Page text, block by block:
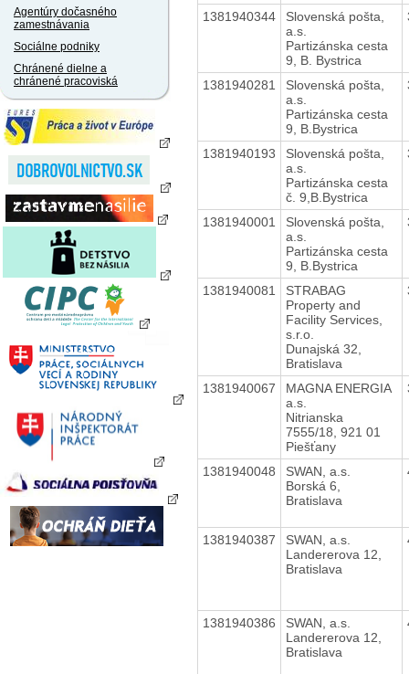
Agentúry dočasného
zamestnávania
Sociálne podniky
Chránené dielne a
chránené pracoviská
1381940344
Slovenská pošta,
a.s.
Partizánska cesta
9, B. Bystrica
1381940281
Slovenská pošta,
a.s.
Partizánska cesta
9, B.Bystrica
1381940193
Slovenská pošta,
a.s.
Partizánska cesta
č. 9,B.Bystrica
1381940001
Slovenská pošta,
a.s.
Partizánska cesta
9, B.Bystrica
1381940081
STRABAG
Property and
Facility Services,
s.r.o.
Dunajská 32,
Bratislava
1381940067
MAGNA ENERGIA
a.s.
Nitrianska
7555/18, 921 01
Piešťany
1381940048
SWAN, a.s.
Borská 6,
Bratislava
1381940387
SWAN, a.s.
Landererova 12,
Bratislava
1381940386
SWAN, a.s.
Landererova 12,
Bratislava